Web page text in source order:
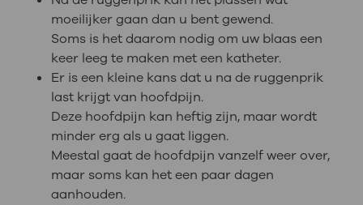
moeilijker gaan dan u bent gewend.
Soms is het daarom nodig om uw blaas een
keer leeg te maken met een katheter.
Er is een kleine kans dat u na de ruggenprik
last krijgt van hoofdpijn.
Deze hoofdpijn kan heftig zijn, maar wordt
minder erg als u gaat liggen.
Meestal gaat de hoofdpijn vanzelf weer over,
maar soms kan het een paar dagen
aanhouden.